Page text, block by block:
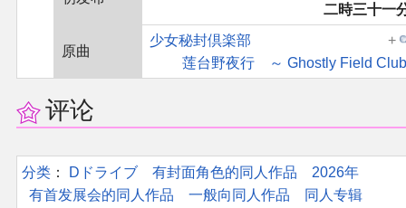
二時三十一
原曲
少女秘封倶楽部
莲台野夜行 ～ Ghostly Field
评论
分类 ：​ Dドライブ 有封面角色的同人作品
2026年
有首发展会的同人作品
一般向同人作品
同人专辑